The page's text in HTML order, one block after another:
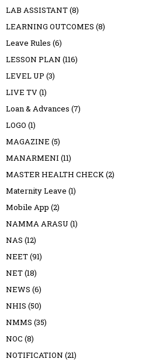
LAB ASSISTANT(8)
LEARNING OUTCOMES (8)
Leave Rules (6)
LESSON PLAN (116)
LEVEL UP (3)
LIVE TV(1)
Loan & Advances (7)
LOGO (1)
MAGAZINE (5)
MANARMENI (11)
MASTER HEALTH CHECK(2)
Maternity Leave (1)
Mobile App (2)
NAMMA ARASU (1)
NAS (12)
NEET(91)
NET(18)
NEWS (6)
NHIS (50)
NMMS (35)
NOC (8)
NOTIFICATION (21)